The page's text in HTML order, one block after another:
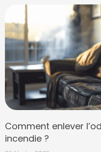
Comment enlever
incendie ?